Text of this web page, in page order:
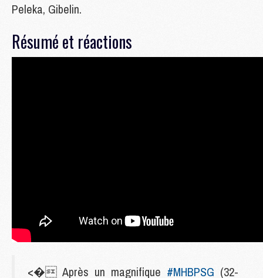
Peleka, Gibelin.
Résumé et réactions
<� Après un magnifique #MHBPSG (32-